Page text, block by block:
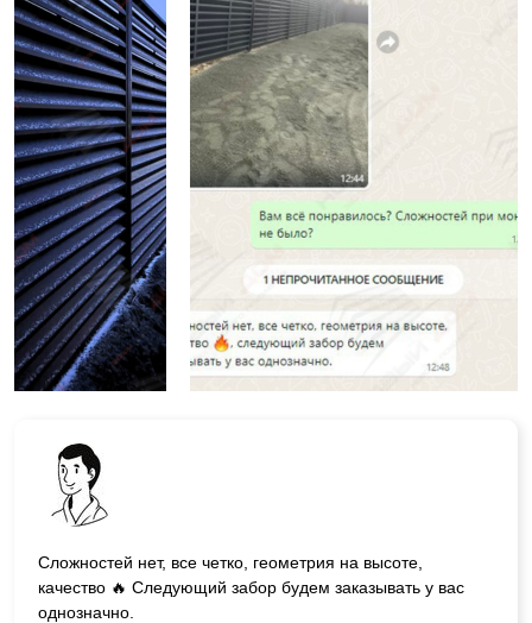
Сложностей нет, все четко, геометрия на высоте,
качество 🔥 Следующий забор будем заказывать у вас
однозначно.